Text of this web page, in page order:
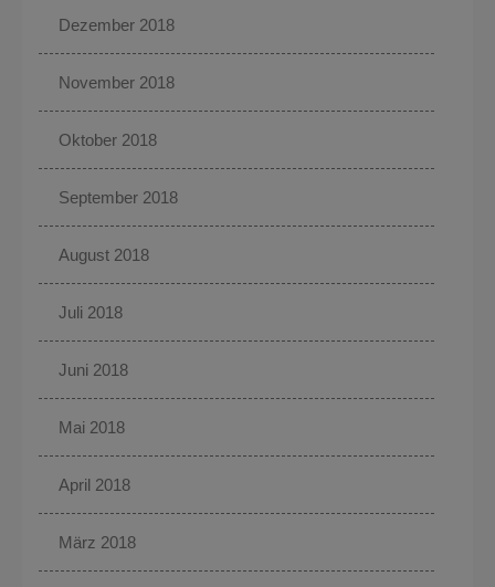
Dezember 2018
November 2018
Oktober 2018
September 2018
August 2018
Juli 2018
Juni 2018
Mai 2018
April 2018
März 2018